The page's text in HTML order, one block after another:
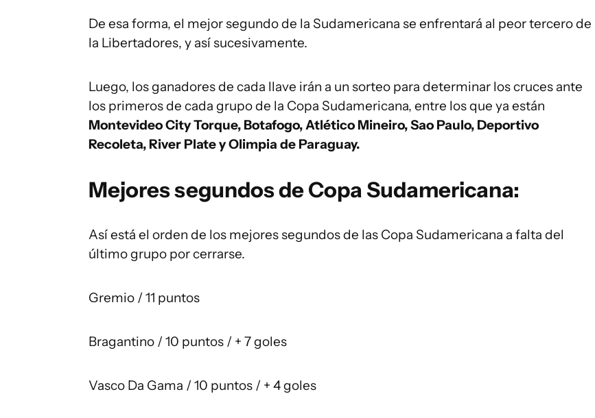
De esa forma, el mejor segundo de la Sudamericana se enfrentará al peor tercero de
la Libertadores, y así sucesivamente.
Luego, los ganadores de cada llave irán a un sorteo para determinar los cruces ante
los primeros de cada grupo de la Copa Sudamericana, entre los que ya están
Montevideo City Torque, Botafogo, Atlético Mineiro, Sao Paulo, Deportivo
Recoleta, River Plate y Olimpia de Paraguay.
Mejores segundos de Copa Sudamericana:
Así está el orden de los mejores segundos de las Copa Sudamericana a falta del
último grupo por cerrarse.
Gremio / 11 puntos
Bragantino / 10 puntos / + 7 goles
Vasco Da Gama / 10 puntos / + 4 goles